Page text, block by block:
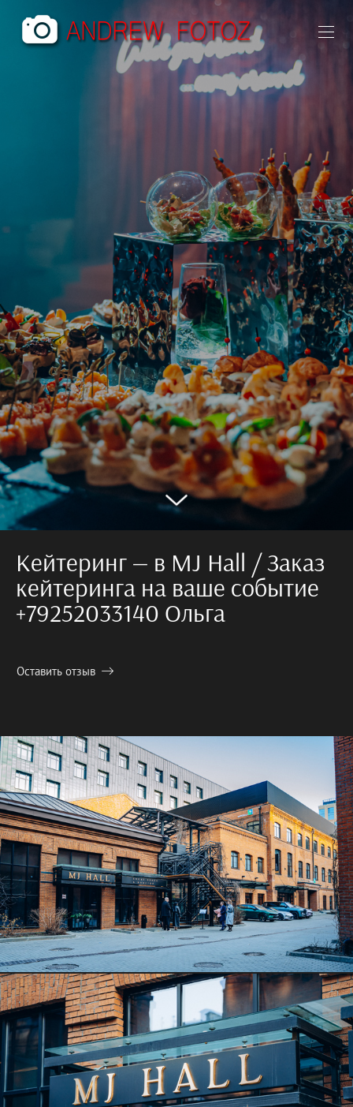
Кейтеринг — в MJ Hall / Заказ
кейтеринга на ваше событие
+79252033140 Ольга
Оставить отзыв